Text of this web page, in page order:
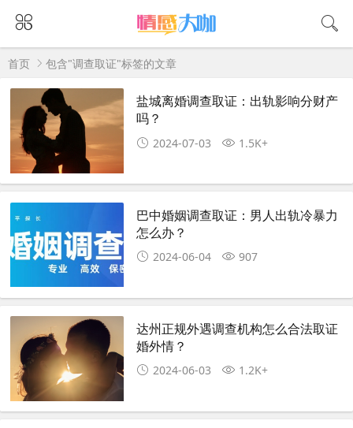
首页 包含"调查取证"标签的文章
盐城离婚调查取证：出轨影响分财产
吗？
2024-07-03 1.5K+
巴中婚姻调查取证：男人出轨冷暴力
怎么办？
2024-06-04 907
达州正规外遇调查机构怎么合法取证
婚外情？
2024-06-03 1.2K+